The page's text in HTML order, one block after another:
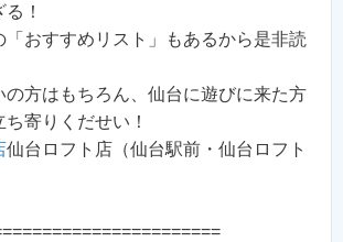
！
「おすすめリスト」もあるから是非読
の方はもちろん、仙台に遊びに来た方
寄りくだせい！
仙台ロフト店（仙台駅前・仙台ロフト